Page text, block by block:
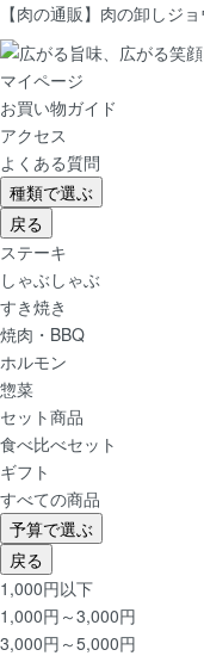
【肉の通販】肉の卸しジ
マイページ
お買い物ガイド
アクセス
よくある質問
種類で選ぶ
戻る
ステーキ
しゃぶしゃぶ
すき焼き
焼肉・BBQ
ホルモン
惣菜
セット商品
食べ比べセット
ギフト
すべての商品
予算で選ぶ
戻る
1,000円以下
1,000円～3,000円
3,000円～5,000円